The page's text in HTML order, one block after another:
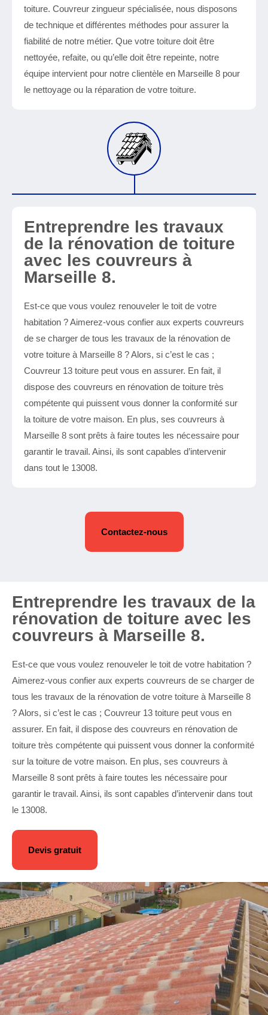
toiture. Couvreur zingueur spécialisée, nous disposons
de technique et différentes méthodes pour assurer la
fiabilité de notre métier. Que votre toiture doit être
nettoyée, refaite, ou qu’elle doit être repeinte, notre
équipe intervient pour notre clientèle en Marseille 8 pour
le nettoyage ou la réparation de votre toiture.
Entreprendre les travaux
de la rénovation de toiture
avec les couvreurs à
Marseille 8.
Est-ce que vous voulez renouveler le toit de votre
habitation ? Aimerez-vous confier aux experts couvreurs
de se charger de tous les travaux de la rénovation de
votre toiture à Marseille 8 ? Alors, si c’est le cas ;
Couvreur 13 toiture peut vous en assurer. En fait, il
dispose des couvreurs en rénovation de toiture très
compétente qui puissent vous donner la conformité sur
la toiture de votre maison. En plus, ses couvreurs à
Marseille 8 sont prêts à faire toutes les nécessaire pour
garantir le travail. Ainsi, ils sont capables d’intervenir
dans tout le 13008.
Contactez-nous
Entreprendre les travaux de la
rénovation de toiture avec les
couvreurs à Marseille 8.
Est-ce que vous voulez renouveler le toit de votre habitation ?
Aimerez-vous confier aux experts couvreurs de se charger de
tous les travaux de la rénovation de votre toiture à Marseille 8
? Alors, si c’est le cas ; Couvreur 13 toiture peut vous en
assurer. En fait, il dispose des couvreurs en rénovation de
toiture très compétente qui puissent vous donner la conformité
sur la toiture de votre maison. En plus, ses couvreurs à
Marseille 8 sont prêts à faire toutes les nécessaire pour
garantir le travail. Ainsi, ils sont capables d’intervenir dans tout
le 13008.
Devis gratuit